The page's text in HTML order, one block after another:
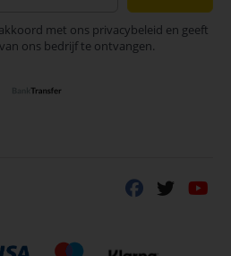
met ons privacybeleid en geeft
ons bedrijf te ontvangen.